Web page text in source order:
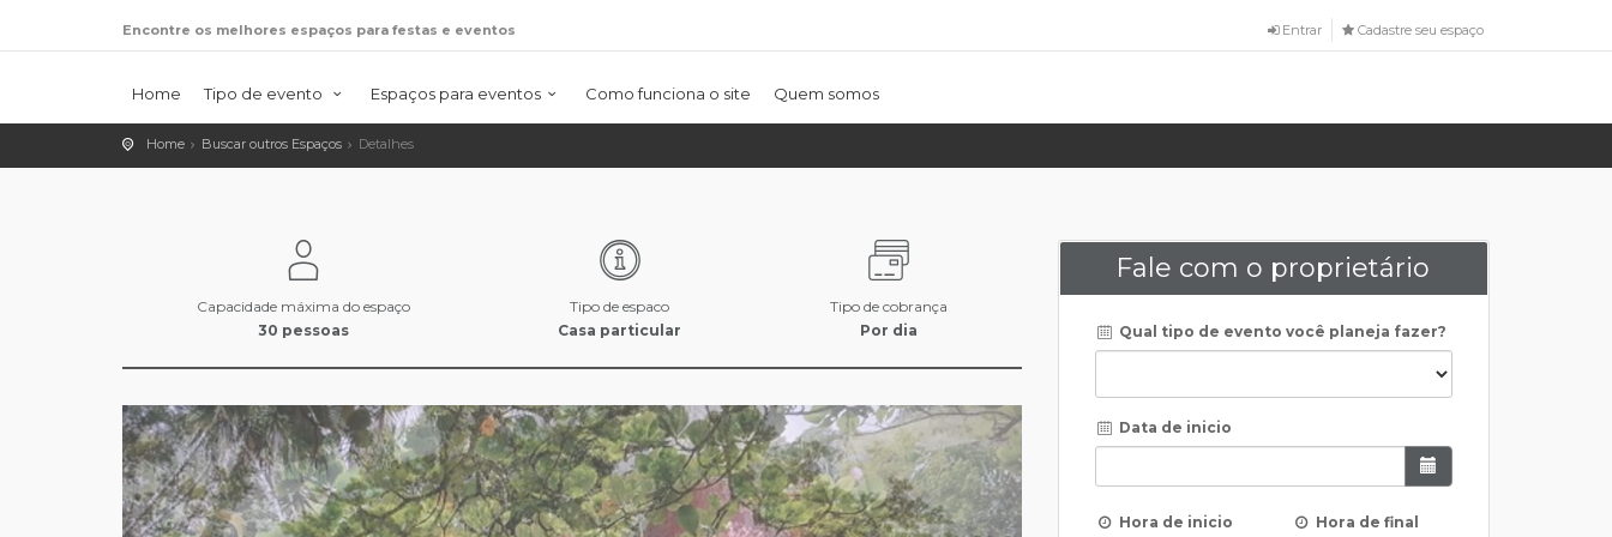
Encontre os melhores espaços para festas e eventos Entrar Cadastre seu espaço
Home Tipo de evento Espaços para eventos Como funciona o site Quem somos
Home Buscar outros Espaços Detalhes
Capacidade máxima do espaço
30 pessoas
Tipo de espaco
Casa particular
Tipo de cobrança
Por dia
Fale com o proprietário
Qual tipo de evento você planeja fazer?
Data de inicio
Hora de inicio Hora de final